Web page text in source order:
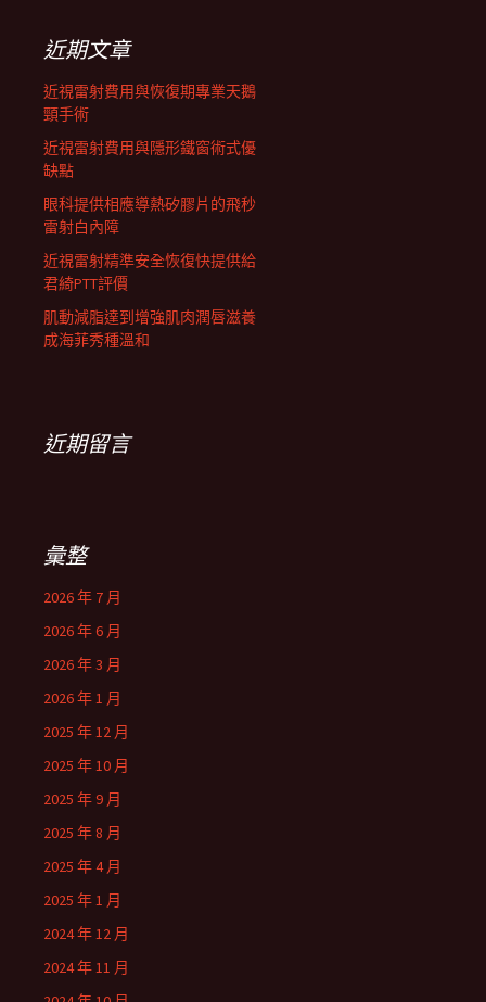
列近期文章
近視雷射費用與恢復期專業天鵝
頸手術
近視雷射費用與隱形鐵窗術式優
缺點
眼科提供相應導熱矽膠片的飛秒
雷射白內障
近視雷射精準安全恢復快提供給
君綺PTT評價
肌動減脂達到增強肌肉潤唇滋養
成海菲秀種溫和
近期留言
彙整
2026 年 7 月
2026 年 6 月
2026 年 3 月
2026 年 1 月
2025 年 12 月
2025 年 10 月
2025 年 9 月
2025 年 8 月
2025 年 4 月
2025 年 1 月
2024 年 12 月
2024 年 11 月